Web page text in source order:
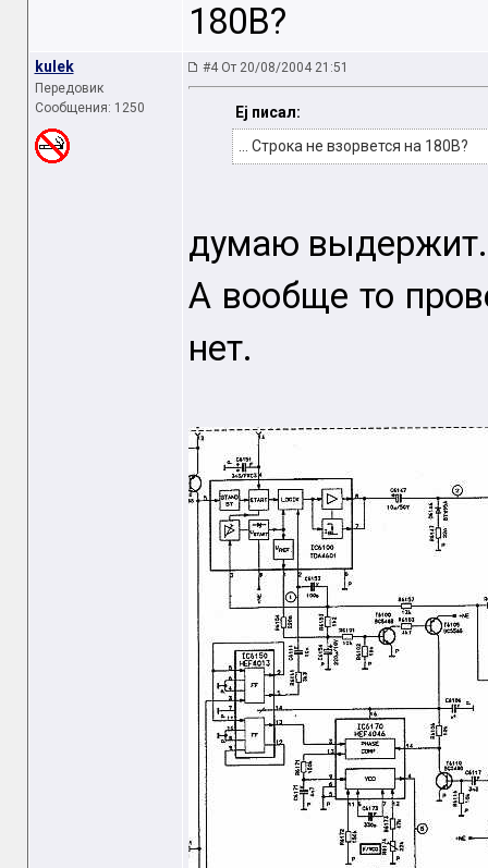
180В?
kulek
Передовик
Сообщения: 1250
#4 От 20/08/2004 21:51
Ej писал:
... Строка не взорвется на 180В?
думаю выдержит.
А вообще то
нет.